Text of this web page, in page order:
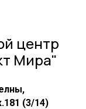
центр
Мира"
(3/14)